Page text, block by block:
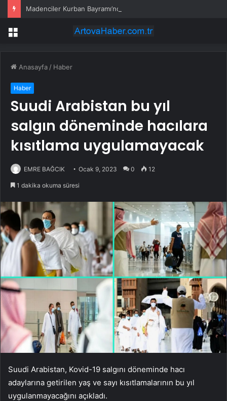
Madenciler Kurban Bayramı’nda Buluştu
Menü
Anasayfa / Haber
Haber
Suudi Arabistan bu yıl
salgın döneminde hacılara
kısıtlama uygulamayacak
EMRE BAĞCIK Ocak 9, 2023 0 12
1 dakika okuma süresi
Suudi Arabistan, Kovid-19 salgını döneminde hacı
adaylarına getirilen yaş ve sayı kısıtlamalarının bu yıl
uygulanmayacağını açıkladı.